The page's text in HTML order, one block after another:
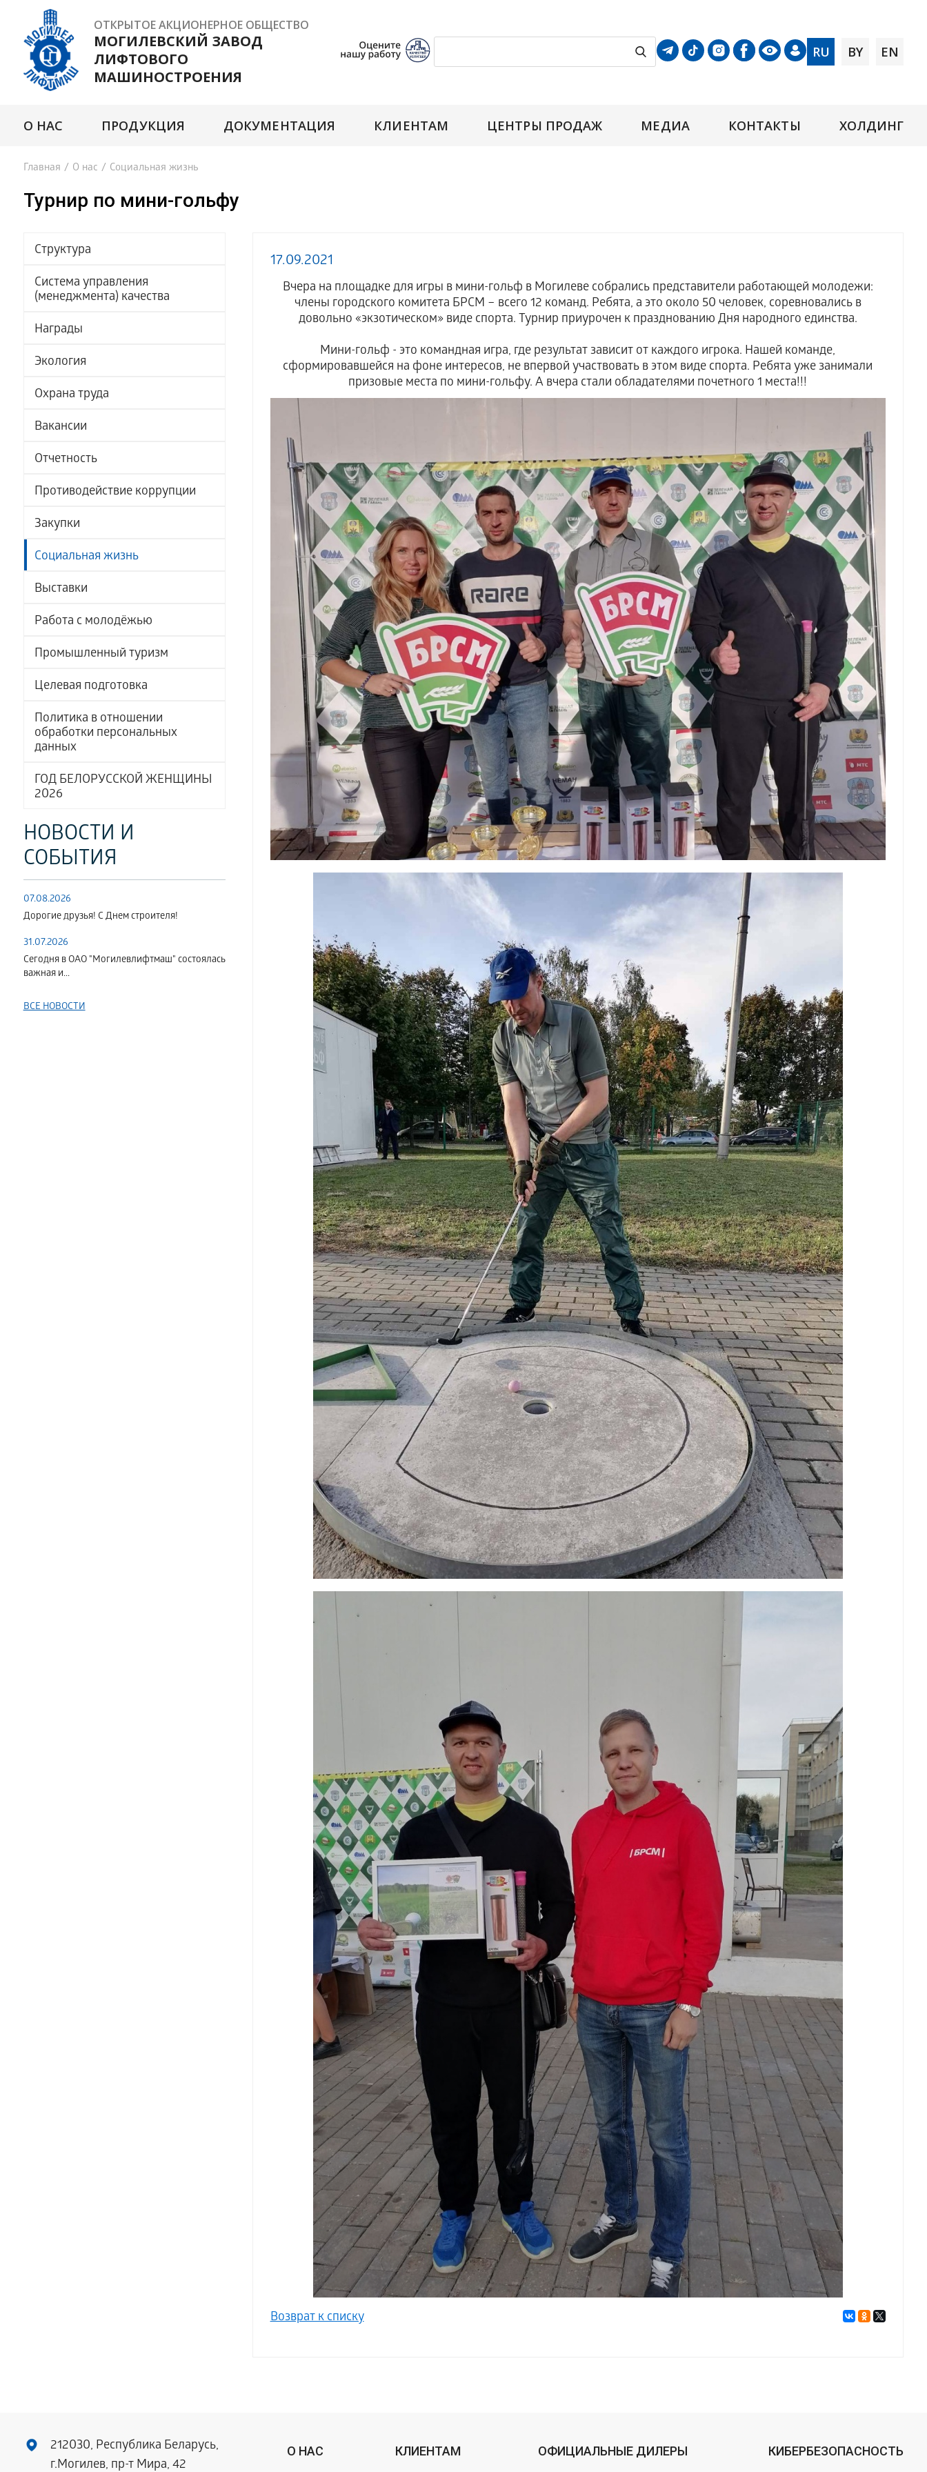
ОТКРЫТОЕ АКЦИОНЕРНОЕ ОБЩЕСТВО
МОГИЛЕВСКИЙ ЗАВОД
ЛИФТОВОГО
МАШИНОСТРОЕНИЯ
RU BY EN
О НАС ПРОДУКЦИЯ ДОКУМЕНТАЦИЯ КЛИЕНТАМ ЦЕНТРЫ ПРОДАЖ МЕДИА КОНТАКТЫ ХОЛДИНГ
Главная / О нас / Социальная жизнь
Турнир по мини-гольфу
Структура
Система управления
(менеджмента) качества
Награды
Экология
Охрана труда
Вакансии
Отчетность
Противодействие коррупции
Закупки
Социальная жизнь
Выставки
Работа с молодёжью
Промышленный туризм
Целевая подготовка
Политика в отношении
обработки персональных
данных
ГОД БЕЛОРУССКОЙ ЖЕНЩИНЫ
2026
НОВОСТИ И
СОБЫТИЯ
07.08.2026
Дорогие друзья! С Днем строителя!
31.07.2026
Сегодня в ОАО "Могилевлифтмаш" состоялась
важная и...
ВСЕ НОВОСТИ
17.09.2021
Вчера на площадке для игры в мини-гольф в Могилеве собрались представители работающей молодежи:
члены городского комитета БРСМ – всего 12 команд. Ребята, а это около 50 человек, соревновались в
довольно «экзотическом» виде спорта. Турнир приурочен к празднованию Дня народного единства.
Мини-гольф - это командная игра, где результат зависит от каждого игрока. Нашей команде,
сформировавшейся на фоне интересов, не впервой участвовать в этом виде спорта. Ребята уже занимали
призовые места по мини-гольфу. А вчера стали обладателями почетного 1 места!!!
Возврат к списку
212030, Республика Беларусь,
г.Могилев, пр-т Мира, 42
О НАС КЛИЕНТАМ ОФИЦИАЛЬНЫЕ ДИЛЕРЫ КИБЕРБЕЗОПАСНОСТЬ